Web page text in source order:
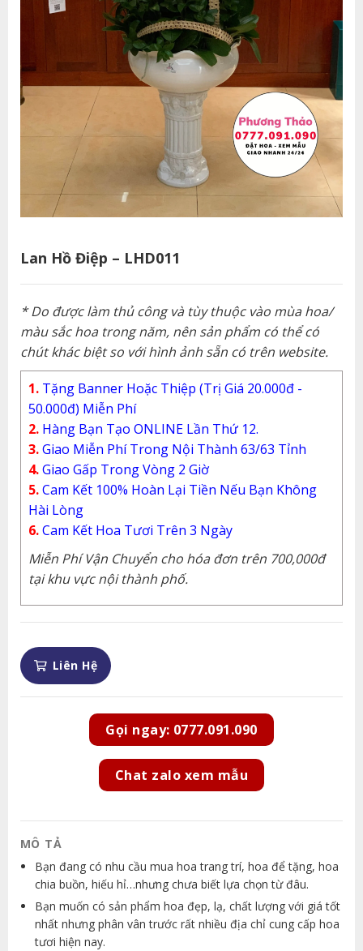
Lan Hồ Điệp – LHD011
* Do được làm thủ công và tùy thuộc vào mùa hoa/
màu sắc hoa trong năm, nên sản phẩm có thể có
chút khác biệt so với hình ảnh sẵn có trên website.
1. Tặng Banner Hoặc Thiệp (Trị Giá 20.000đ -
50.000đ) Miễn Phí
2. Hàng Bạn Tạo ONLINE Lần Thứ 12.
3.Giao Miễn Phí Trong Nội Thành 63/63 Tỉnh
4.Giao Gấp Trong Vòng 2 Giờ
5.Cam Kết 100% Hoàn Lại Tiền Nếu Bạn Không
Hài Lòng
6.Cam Kết Hoa Tươi Trên 3 Ngày
Miễn Phí Vận Chuyển cho hóa đơn trên 700,000đ
tại khu vực nội thành phố.
Liên Hệ
Gọi ngay: 0777.091.090
Chat zalo xem mẫu
MÔ TẢ
Bạn đang có nhu cầu mua hoa trang trí, hoa để tặng, hoa
chia buồn, hiếu hỉ…nhưng chưa biết lựa chọn từ đâu.
Bạn muốn có sản phẩm hoa đẹp, lạ, chất lượng với giá tốt
nhất nhưng phân vân trước rất nhiều địa chỉ cung cấp hoa
tươi hiện nay.